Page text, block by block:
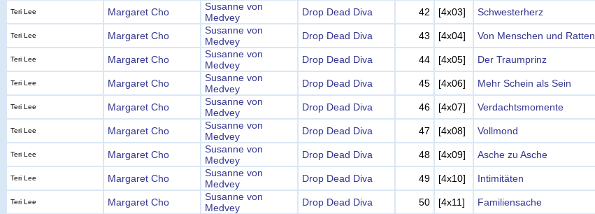
Teri Lee Margaret Cho
Susanne von
Medvey
Drop Dead Diva 42 [4x03] Schwesterherz
Teri Lee Margaret Cho
Susanne von
Medvey
Drop Dead Diva 43 [4x04] Von Menschen und Ratten
Teri Lee Margaret Cho
Susanne von
Medvey
Drop Dead Diva 44 [4x05] Der Traumprinz
Teri Lee Margaret Cho
Susanne von
Medvey
Drop Dead Diva 45 [4x06] Mehr Schein als Sein
Teri Lee Margaret Cho
Susanne von
Medvey
Drop Dead Diva 46 [4x07] Verdachtsmomente
Teri Lee Margaret Cho
Susanne von
Medvey
Drop Dead Diva 47 [4x08] Vollmond
Teri Lee Margaret Cho
Susanne von
Medvey
Drop Dead Diva 48 [4x09] Asche zu Asche
Teri Lee Margaret Cho
Susanne von
Medvey
Drop Dead Diva 49 [4x10] Intimitäten
Teri Lee Margaret Cho
Susanne von
Medvey
Drop Dead Diva 50 [4x11] Familiensache